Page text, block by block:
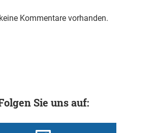
Kommentare vorhanden.
Sie uns auf: